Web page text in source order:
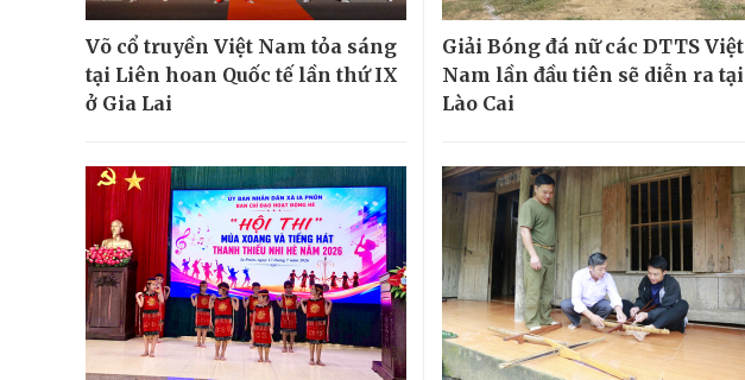
Võ cổ truyền Việt Nam tỏa sáng
tại Liên hoan Quốc tế lần thứ IX
ở Gia Lai
Giải Bóng đá nữ các DTTS Việt
Nam lần đầu tiên sẽ diễn ra tại
Lào Cai